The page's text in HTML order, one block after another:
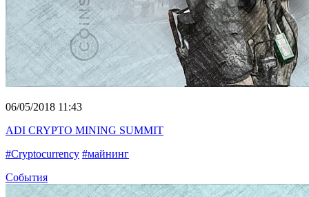
06/05/2018 11:43
ADI CRYPTO MINING SUMMIT
#Cryptocurrency #майнинг
События